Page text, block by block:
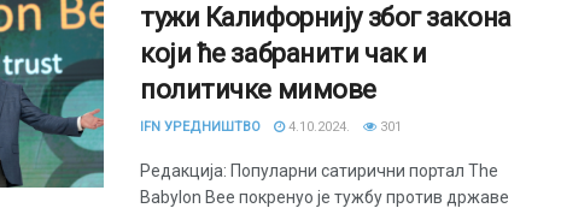
тужи Калифорнију због закона
који ће забранити чак и
политичке мимове
IFN УРЕДНИШТВО 4.10.2024. 301
Редакција: Популарни сатирични портал The
Babylon Bee покренуо је тужбу против државе